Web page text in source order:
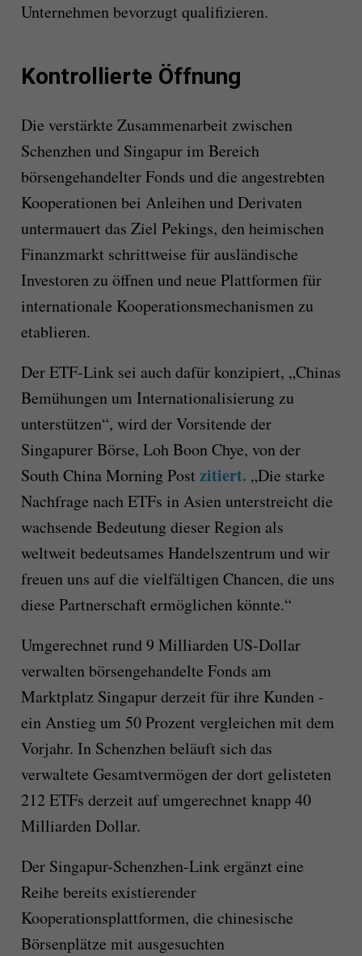
Unternehmen bevorzugt qualifizieren.
Kontrollierte Öffnung
Die verstärkte Zusammenarbeit zwischen
Schenzhen und Singapur im Bereich
börsengehandelter Fonds und die angestrebten
Kooperationen bei Anleihen und Derivaten
untermauert das Ziel Pekings, den heimischen
Finanzmarkt schrittweise für ausländische
Investoren zu öffnen und neue Plattformen für
internationale Kooperationsmechanismen zu
etablieren.
Der ETF-Link sei auch dafür konzipiert, „Chinas
Bemühungen um Internationalisierung zu
unterstützen“, wird der Vorsitende der
Singapurer Börse, Loh Boon Chye, von der
South China Morning Post zitiert. „Die starke
Nachfrage nach ETFs in Asien unterstreicht die
wachsende Bedeutung dieser Region als
weltweit bedeutsames Handelszentrum und wir
freuen uns auf die vielfältigen Chancen, die uns
diese Partnerschaft ermöglichen könnte.“
Umgerechnet rund 9 Milliarden US-Dollar
verwalten börsengehandelte Fonds am
Marktplatz Singapur derzeit für ihre Kunden -
ein Anstieg um 50 Prozent vergleichen mit dem
Vorjahr. In Schenzhen beläuft sich das
verwaltete Gesamtvermögen der dort gelisteten
212 ETFs derzeit auf umgerechnet knapp 40
Milliarden Dollar.
Der Singapur-Schenzhen-Link ergänzt eine
Reihe bereits existierender
Kooperationsplattformen, die chinesische
Börsenplätze mit ausgesuchten